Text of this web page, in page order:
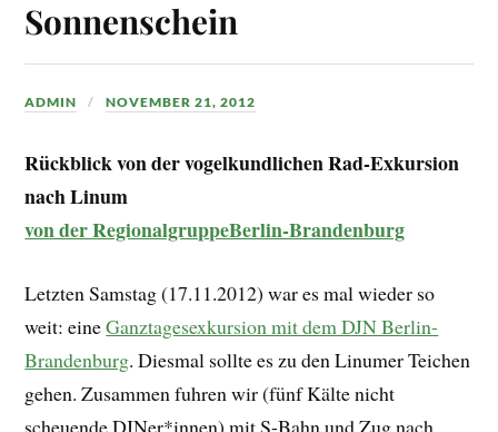
Sonnenschein
ADMIN NOVEMBER 21, 2012
Rückblick von der vogelkundlichen Rad-Exkursion
nach Linum
von der RegionalgruppeBerlin-Brandenburg
Letzten Samstag (17.11.2012) war es mal wieder so
weit: eineGanztagesexkursion mit dem DJN Berlin-
Brandenburg. Diesmal sollte es zu den Linumer Teichen
gehen. Zusammen fuhren wir (fünf Kälte nicht
scheuende DJNer*innen) mit S-Bahn und Zug nach